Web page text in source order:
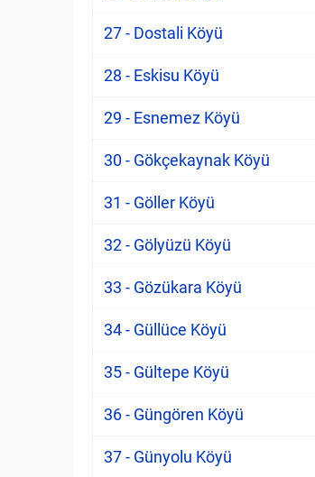
27 - Dostali Köyü
28 - Eskisu Köyü
29 - Esnemez Köyü
30 - Gökçekaynak Köyü
31 - Göller Köyü
32 - Gölyüzü Köyü
33 - Gözükara Köyü
34 - Güllüce Köyü
35 - Gültepe Köyü
36 - Güngören Köyü
37 - Günyolu Köyü